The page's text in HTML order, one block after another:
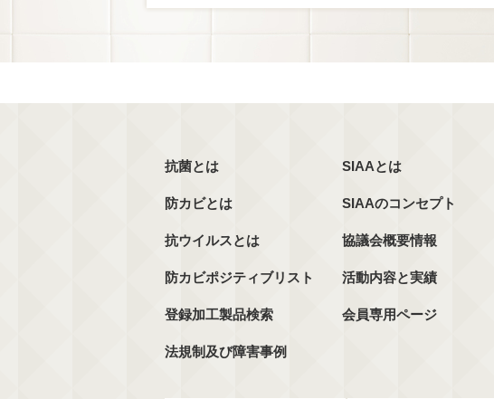
抗菌とは
防カビとは
抗ウイルスとは
防カビポジティブリスト
登録加工製品検索
法規制及び障害事例
SIAAとは
SIAAのコンセプト
協議会概要情報
活動内容と実績
会員専用ページ